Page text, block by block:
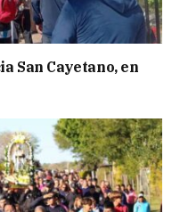
San Cayetano, en